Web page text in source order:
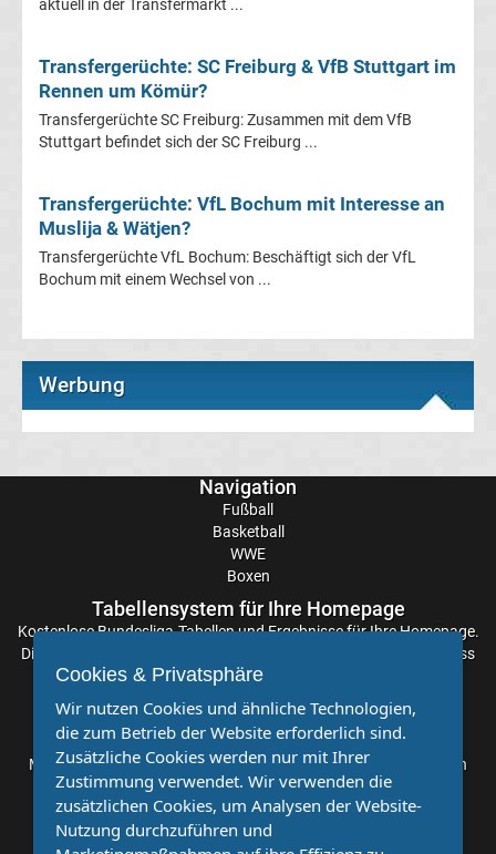
Transfergerüchte
Dynamo
Transfergerüchte
Transfergerüchte
Energie
Cottbus
Transfergerüchte
FC
Augsburg
aktuell in der Transfermarkt ...
Transfergerüchte: SC Freiburg & VfB Stuttgart im
Rennen um Kömür?
Transfergerüchte SC Freiburg: Zusammen mit dem VfB
Stuttgart befindet sich der SC Freiburg ...
Transfergerüchte: VfL Bochum mit Interesse an
Muslija & Wätjen?
Transfergerüchte VfL Bochum: Beschäftigt sich der VfL
Bochum mit einem Wechsel von ...
Werbung
Navigation
Fußball
Basketball
WWE
Boxen
Tabellensystem für Ihre Homepage
KostenloseBundesliga-Tabellenund Ergebnisse für Ihre Homepage.
Die Aktualisierung der Ergebnisse erfolgt alle paar Minuten, sodass
Sie stets auf dem Laufenden sind. Einfache und schnelle
Einbindung.
Partnervereine
Möchten Sie, dass auch Ihr Verein mehr Beachtung findet? Dann
sind Sie bei uns genau richtig. Wir suchen Ihren Verein für eine
kostenlose Kooperation. Veröffentlichen Sie Ihre Spielberichte,
Sportnachrichten und Aufrufe bei uns!
Cookies & Privatsphäre
Wir nutzen Cookies und ähnliche Technologien,
die zum Betrieb der Website erforderlich sind.
Zusätzliche Cookies werden nur mit Ihrer
Zustimmung verwendet. Wir verwenden die
zusätzlichen Cookies, um Analysen der Website-
Nutzung durchzuführen und